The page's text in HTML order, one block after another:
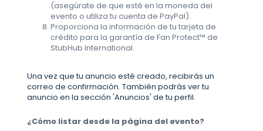
(asegúrate de que esté en la moneda del
evento o utiliza tu cuenta de PayPal).
Proporciona la información de tu tarjeta de
crédito para la garantía de Fan Protect™ de
StubHub International.
Una vez que tu anuncio esté creado, recibirás un
correo de confirmación. También podrás ver tu
anuncio en la sección 'Anuncios' de tu perfil.
¿Cómo listar desde la página del evento?